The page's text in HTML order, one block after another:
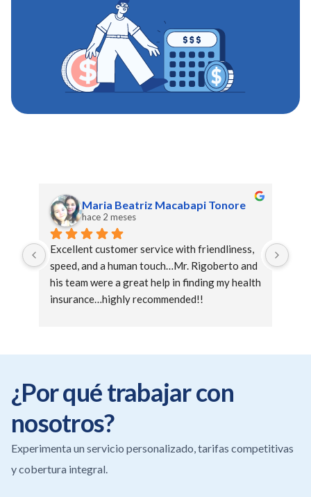
Maria Beatriz Macabapi Tonore
hace 2 meses
Excellent customer service with friendliness,
speed, and a human touch…Mr. Rigoberto and
his team were a great help in finding my health
insurance…highly recommended!!
¿Por qué trabajar con
nosotros?
Experimenta un servicio personalizado, tarifas competitivas
y cobertura integral.